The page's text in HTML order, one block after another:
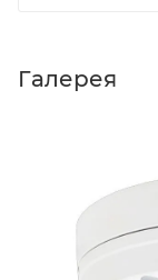
Галерея